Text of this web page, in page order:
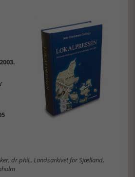
dr.phil., Landsarkivet for Sjælland,